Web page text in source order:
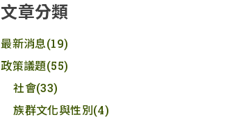
文章分類
最新消息(19)
政策議題(55)
社會(33)
族群文化與性別(4)